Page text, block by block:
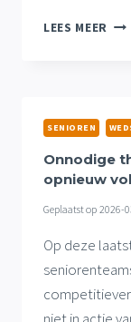
LEES MEER
3
SENIOREN
Onnodige
opnieuw
Geplaatst op 2026-
Op deze